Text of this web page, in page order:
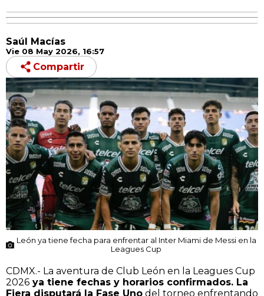
Saúl Macías
Vie 08 May 2026, 16:57
Compartir
León ya tiene fecha para enfrentar al Inter Miami de Messi en la
Leagues Cup
CDMX.- La aventura de Club León en la Leagues Cup
2026 ya tiene fechas y horarios confirmados. La
Fiera disputará la Fase Uno del torneo enfrentando